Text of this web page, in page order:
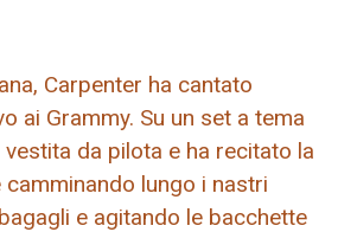
Carpenter ha cantato
ai Grammy. Su un set a tema
da pilota e ha recitato la
lungo i nastri
e agitando le bacchette